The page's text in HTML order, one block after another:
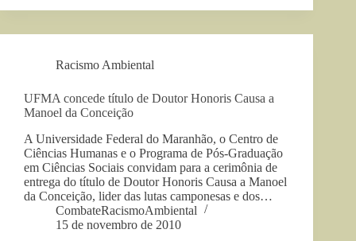
Racismo Ambiental
UFMA concede título de Doutor Honoris Causa a
Manoel da Conceição
A Universidade Federal do Maranhão, o Centro de
Ciências Humanas e o Programa de Pós-Graduação
em Ciências Sociais convidam para a cerimônia de
entrega do título de Doutor Honoris Causa a Manoel
da Conceição, lider das lutas camponesas e dos…
CombateRacismoAmbiental
15 de novembro de 2010